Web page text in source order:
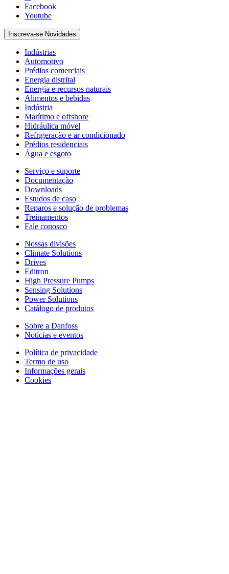
Facebook
Youtube
Inscreva-se Novidades
Indústrias
Automotivo
Prédios comerciais
Energia distrital
Energia e recursos naturais
Alimentos e bebidas
Indústria
Marítimo e offshore
Hidráulica móvel
Refrigeração e ar condicionado
Prédios residenciais
Água e esgoto
Serviço e suporte
Documentação
Downloads
Estudos de caso
Reparos e solução de problemas
Treinamentos
Fale conosco
Nossas divisões
Climate Solutions
Drives
Editron
High Pressure Pumps
Sensing Solutions
Power Solutions
Catálogo de produtos
Sobre a Danfoss
Notícias e eventos
Política de privacidade
Termo de uso
Informações gerais
Cookies